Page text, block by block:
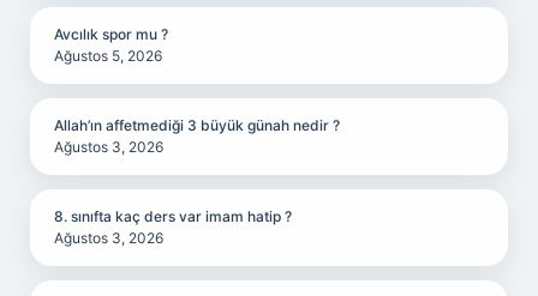
Avcılık spor mu ?
Ağustos 5, 2026
Allah’ın affetmediği 3 büyük günah nedir ?
Ağustos 3, 2026
8. sınıfta kaç ders var imam hatip ?
Ağustos 3, 2026